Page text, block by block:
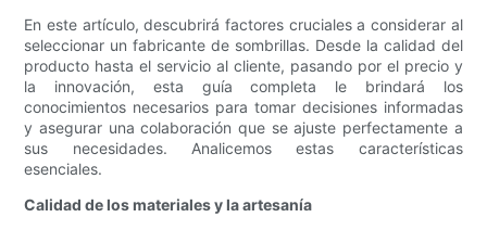
En este artículo, descubrirá factores cruciales a considerar al
seleccionar un fabricante de sombrillas. Desde la calidad del
producto hasta el servicio al cliente, pasando por el precio y
la innovación, esta guía completa le brindará los
conocimientos necesarios para tomar decisiones informadas
y asegurar una colaboración que se ajuste perfectamente a
sus necesidades. Analicemos estas características
esenciales.
Calidad de los materiales y la artesanía